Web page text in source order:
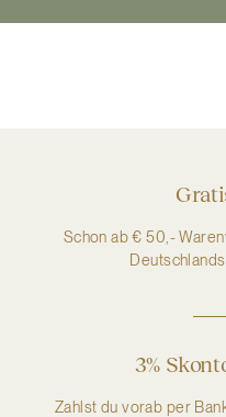
Schon ab € 50,-
3%
Zahlst du vorab per